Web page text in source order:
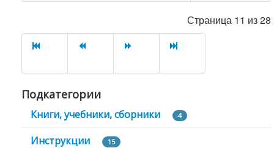
Страница 11 из 28
Подкатегории
Книги, учебники, сборники 4
Инструкции 15